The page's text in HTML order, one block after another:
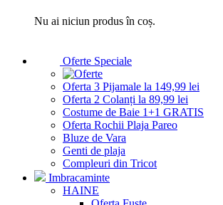
Nu ai niciun produs în coș.
Oferte Speciale
Oferta 3 Pijamale la 149,99 lei
Oferta 2 Colanți la 89,99 lei
Costume de Baie 1+1 GRATIS
Oferta Rochii Plaja Pareo
Bluze de Vara
Genti de plaja
Compleuri din Tricot
Imbracaminte
HAINE